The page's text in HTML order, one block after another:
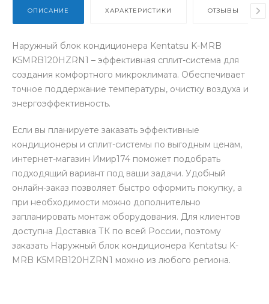
ОПИСАНИЕ ХАРАКТЕРИСТИКИ ОТЗЫВЫ
Наружный блок кондиционера Kentatsu K-MRB
K5MRB120HZRN1 – эффективная сплит-система для
создания комфортного микроклимата. Обеспечивает
точное поддержание температуры, очистку воздуха и
энергоэффективность.
Если вы планируете заказать эффективные
кондиционеры и сплит-системы по выгодным ценам,
интернет-магазин Имир174 поможет подобрать
подходящий вариант под ваши задачи. Удобный
онлайн-заказ позволяет быстро оформить покупку, а
при необходимости можно дополнительно
запланировать монтаж оборудования. Для клиентов
доступна Доставка ТК по всей России, поэтому
заказать Наружный блок кондиционера Kentatsu K-
MRB K5MRB120HZRN1 можно из любого региона.